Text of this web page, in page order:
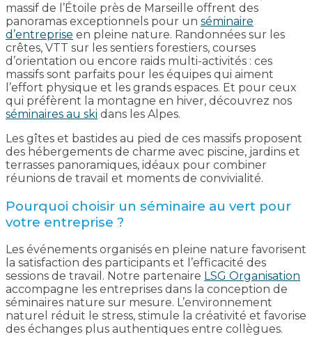
massif de l’Étoile près de Marseille offrent des
panoramas exceptionnels pour un séminaire
d’entreprise en pleine nature. Randonnées sur les
crêtes, VTT sur les sentiers forestiers, courses
d’orientation ou encore raids multi-activités : ces
massifs sont parfaits pour les équipes qui aiment
l’effort physique et les grands espaces. Et pour ceux
qui préfèrent la montagne en hiver, découvrez nos
séminaires au ski dans les Alpes.
Les gîtes et bastides au pied de ces massifs proposent
des hébergements de charme avec piscine, jardins et
terrasses panoramiques, idéaux pour combiner
réunions de travail et moments de convivialité.
Pourquoi choisir un séminaire au vert pour
votre entreprise ?
Les événements organisés en pleine nature favorisent
la satisfaction des participants et l’efficacité des
sessions de travail. Notre partenaire LSG Organisation
accompagne les entreprises dans la conception de
séminaires nature sur mesure. L’environnement
naturel réduit le stress, stimule la créativité et favorise
des échanges plus authentiques entre collègues.